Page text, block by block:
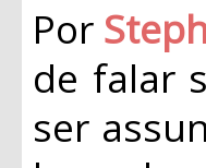
Por
de falar
ser